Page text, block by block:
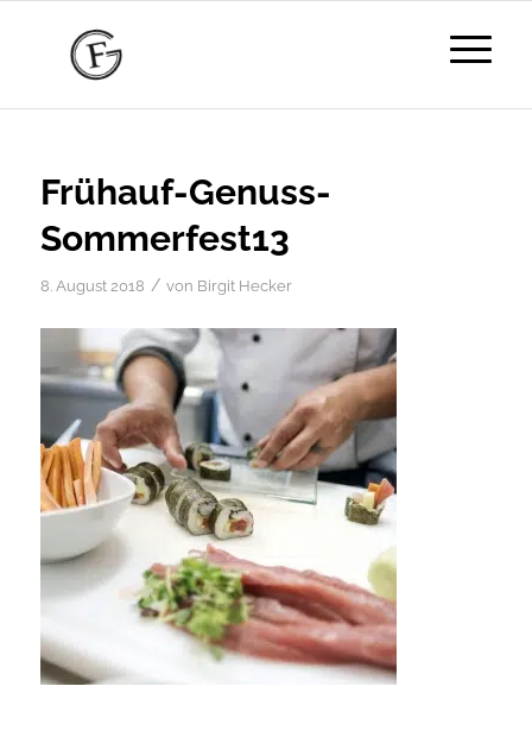
Frühauf-Genuss-
Sommerfest13
8. August 2018 / von Birgit Hecker